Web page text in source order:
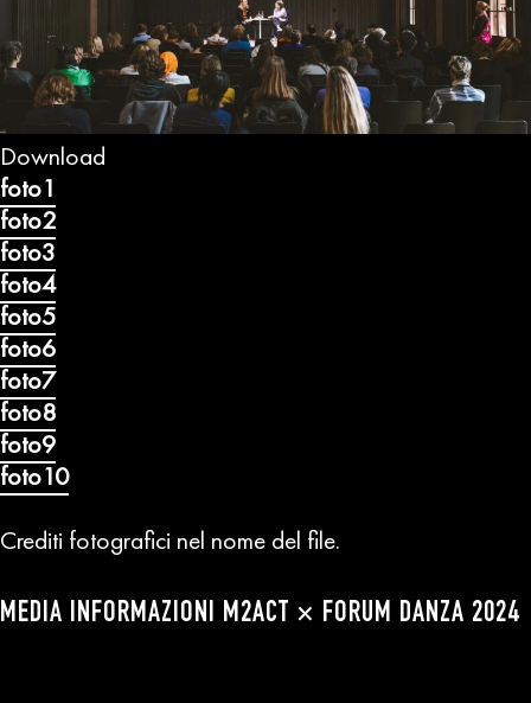
Download
foto1
foto2
foto3
foto4
foto5
foto6
foto7
foto8
foto9
foto10
Crediti fotografici nel nome del file.
MEDIA INFORMAZIONI M2ACT × FORUM DANZA 2024